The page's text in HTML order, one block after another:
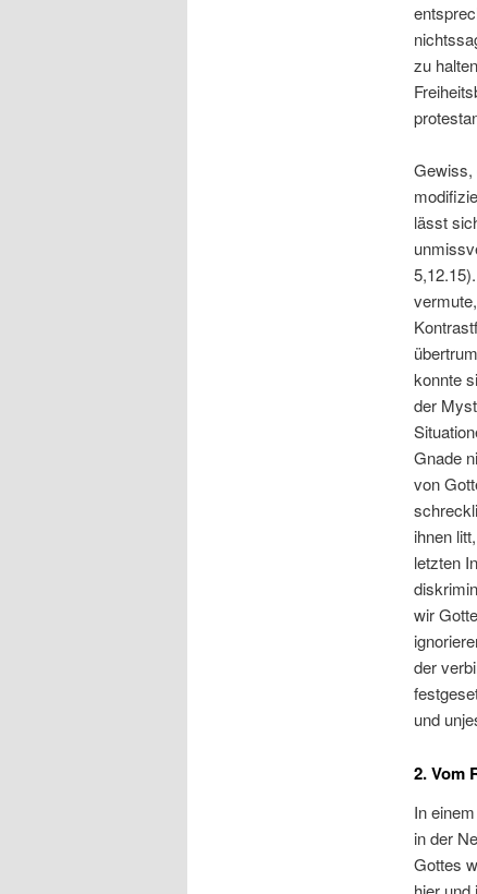
zu
Gewiss,
lässt
konnte
der
Gnade
von
ihnen
letzten
wir
der
und
2. Vom
In
in der
Gottes